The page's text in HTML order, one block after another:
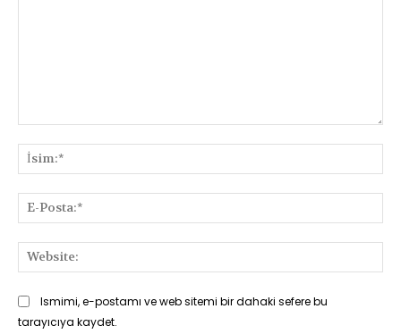
Ismimi, e-postamı ve web sitemi bir dahaki sefere bu
tarayıcıya kaydet.